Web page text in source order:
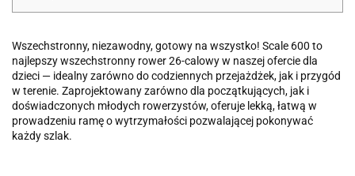
Wszechstronny, niezawodny, gotowy na wszystko! Scale 600 to
najlepszy wszechstronny rower 26-calowy w naszej ofercie dla
dzieci — idealny zarówno do codziennych przejażdżek, jak i przygód
w terenie. Zaprojektowany zarówno dla początkujących, jak i
doświadczonych młodych rowerzystów, oferuje lekką, łatwą w
prowadzeniu ramę o wytrzymałości pozwalającej pokonywać
każdy szlak.